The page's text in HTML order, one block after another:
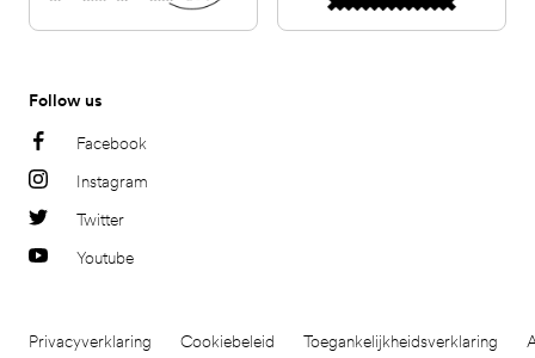
Follow us
Facebook
Instagram
Twitter
Youtube
Privacyverklaring Cookiebeleid Toegankelijkheidsverklaring